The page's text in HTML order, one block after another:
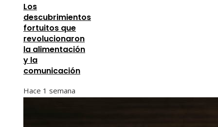
Los
descubrimientos
fortuitos que
revolucionaron
la alimentación
y la
comunicación
Hace 1 semana